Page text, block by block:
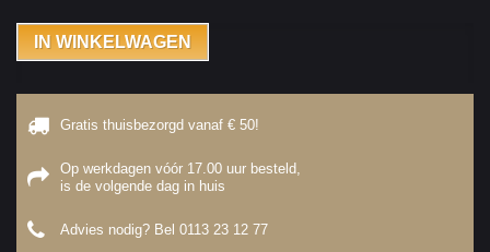
IN WINKELWAGEN
Gratis thuisbezorgd vanaf € 50!
Op werkdagen vóór 17.00 uur besteld,
is de volgende dag in huis
Advies nodig? Bel 0113 23 12 77